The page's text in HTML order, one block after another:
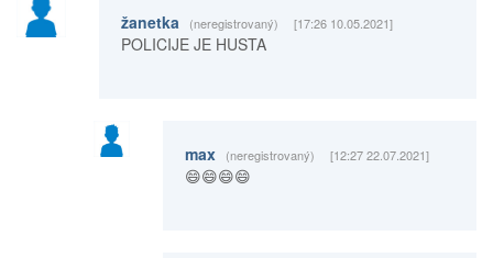
žanetka (neregistrovaný) [17:26 10.05.2021]
POLICIJE JE HUSTA
max (neregistrovaný) [12:27 22.07.2021]
😄😄😄😄